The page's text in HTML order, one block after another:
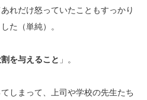
れだけ怒っていたこともすっかり
た（単純）。
を与えること 」。
しまって、上司や学校の先生たち